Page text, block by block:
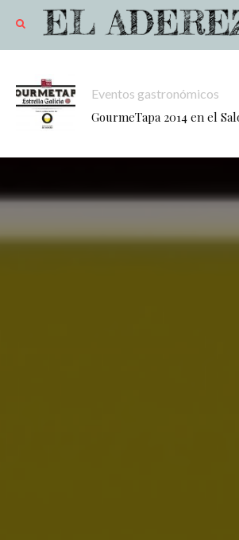
Eventos gastronómicos
GourmeTapa 2014 en el